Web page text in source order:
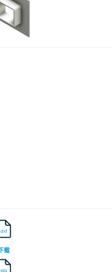
dxf
下载
stp